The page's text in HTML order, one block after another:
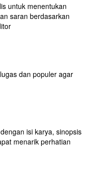
untuk menentukan
saran berdasarkan
dan populer agar
isi karya, sinopsis
menarik perhatian